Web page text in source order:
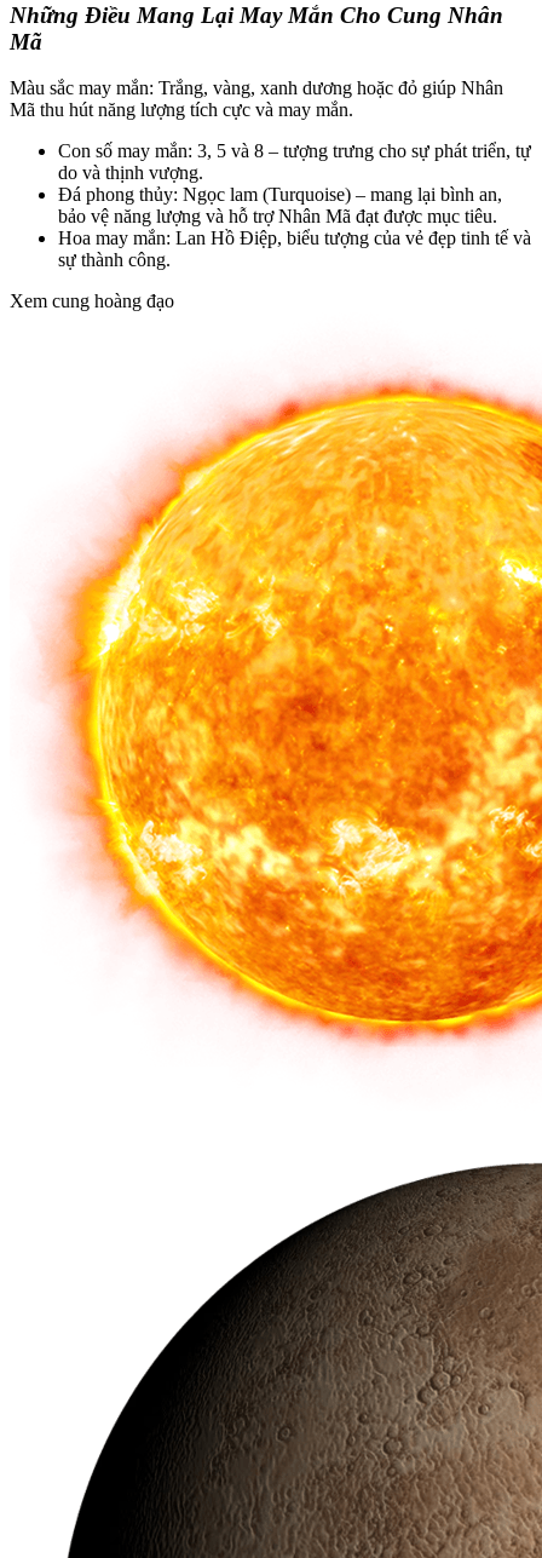
Những Điều Mang Lại May Mắn Cho Cung Nhân
Mã
Màu sắc may mắn: Trắng, vàng, xanh dương hoặc đỏ giúp Nhân
Mã thu hút năng lượng tích cực và may mắn.
Con số may mắn: 3, 5 và 8 – tượng trưng cho sự phát triển, tự
do và thịnh vượng.
Đá phong thủy: Ngọc lam (Turquoise) – mang lại bình an,
bảo vệ năng lượng và hỗ trợ Nhân Mã đạt được mục tiêu.
Hoa may mắn: Lan Hồ Điệp, biểu tượng của vẻ đẹp tinh tế và
sự thành công.
Xem cung hoàng đạo